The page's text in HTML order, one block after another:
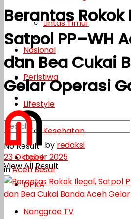
Lifestyle
Kesehatan
Opini
DPKA
Nanggroe TV
No Result
View All Result
Lintas Timur
Nasional
Peristiwa
Lifestyle
Kesehatan
Opini
DPKA
Nanggroe TV
Berantas Rokok
Satpol PP–WH
dan Bea Cukai
Gelar Operasi
by redaksi
23 Oktober 2025
inAceh Besar